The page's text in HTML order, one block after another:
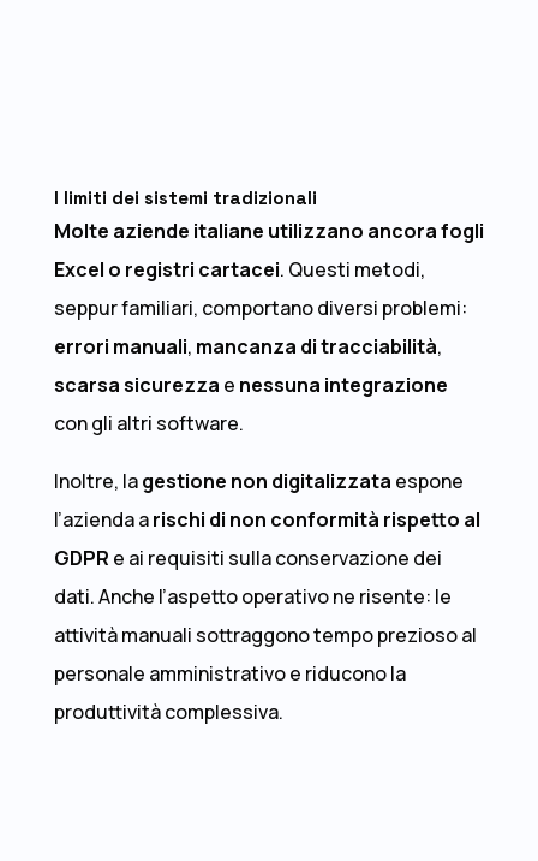
I limiti dei sistemi tradizionali
Molte aziende italiane utilizzano ancora fogli
Excel o registri cartacei. Questi metodi,
seppur familiari, comportano diversi problemi:
errori manuali, mancanza di tracciabilità,
scarsa sicurezza e nessuna integrazione
con gli altri software.
Inoltre, lagestione non digitalizzata espone
l’azienda arischi di non conformità rispetto al
GDPR e ai requisiti sulla conservazione dei
dati. Anche l’aspetto operativo ne risente: le
attività manuali sottraggono tempo prezioso al
personale amministrativo e riducono la
produttività complessiva.